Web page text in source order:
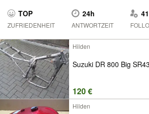
Nachrichten
TOP
ZUFRIEDENHEIT
24h
ANTWORTZEIT
Hilden
Suzuki DR 800 Big
120 €
Hilden